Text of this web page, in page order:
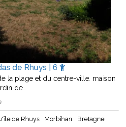
de Rhuys | 6
la plage et du centre-ville. maison
de…
de Rhuys Morbihan Bretagne